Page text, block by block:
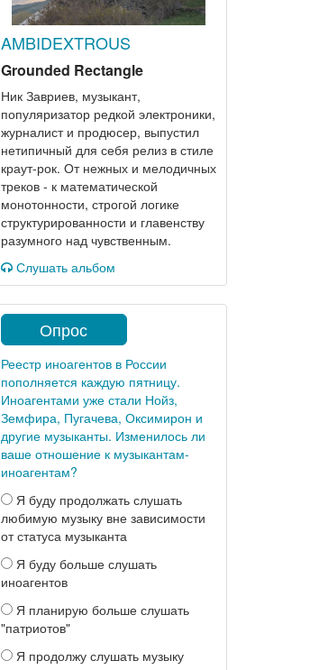
AMBIDEXTROUS
Grounded Rectangle
Ник Завриев, музыкант,
популяризатор редкой электроники,
журналист и продюсер, выпустил
нетипичный для себя релиз в стиле
краут-рок. От нежных и мелодичных
треков - к математической
монотонности, строгой логике
структурированности и главенству
разумного над чувственным.
Слушать альбом
Опрос
Реестр иноагентов в России
пополняется каждую пятницу.
Иноагентами уже стали Нойз,
Земфира, Пугачева, Оксимирон и
другие музыканты. Изменилось ли
ваше отношение к музыкантам-
иноагентам?
Я буду продолжать слушать
любимую музыку вне зависимости
от статуса музыканта
Я буду больше слушать
иноагентов
Я планирую больше слушать
"патриотов"
Я продолжу слушать музыку